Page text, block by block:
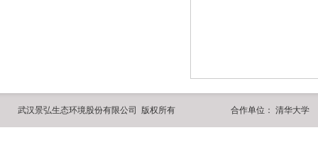
武汉景弘生态环境股份有限公司 版权所有 合作单位： 清华大学